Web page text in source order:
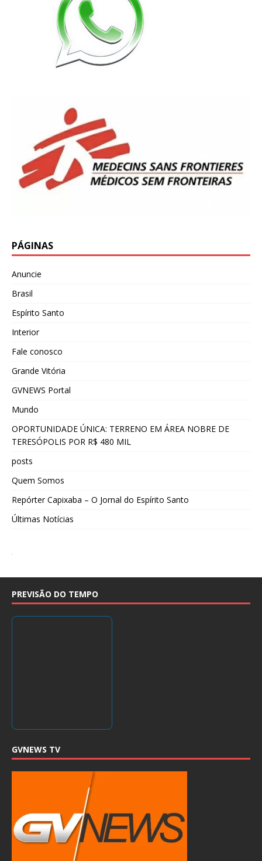
PÁGINAS
Anuncie
Brasil
Espírito Santo
Interior
Fale conosco
Grande Vitória
GVNEWS Portal
Mundo
OPORTUNIDADE ÚNICA: TERRENO EM ÁREA NOBRE DE
TERESÓPOLIS POR R$ 480 MIL
posts
Quem Somos
Repórter Capixaba – O Jornal do Espírito Santo
Últimas Notícias
PREVISÃO DO TEMPO
GVNEWS TV